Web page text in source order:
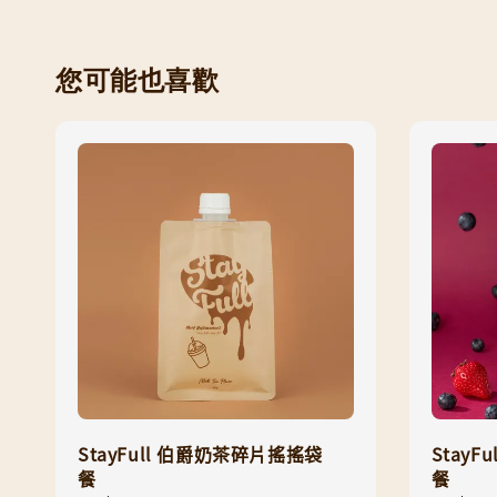
您可能也喜歡
StayFull 伯爵奶茶碎片搖搖袋
餐
餐